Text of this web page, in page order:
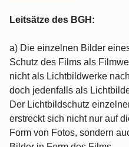
Leitsätze des BGH:
a) Die einzelnen Bilder
Schutz des Films als
nicht als Lichtbildwerke
doch jedenfalls als
Der Lichtbildschutz
erstreckt sich nicht nur auf
Form von Fotos, sondern